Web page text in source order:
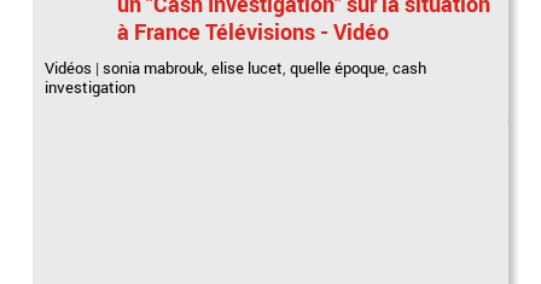
à France Télévisions - Vidéo
Vidéos |sonia mabrouk,elise lucet,quelle époque,cash
investigation